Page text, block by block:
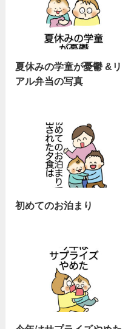
夏休みの学童が憂鬱 &リ
アル弁当の写真
初めてのお泊まり